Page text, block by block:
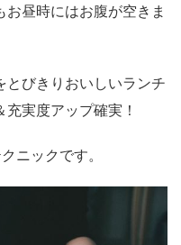
昼時にはお腹が空きま
とびきりおいしいランチ
実度アップ確実！
ニックです。